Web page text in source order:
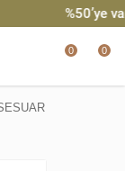
%50’ye
0 0